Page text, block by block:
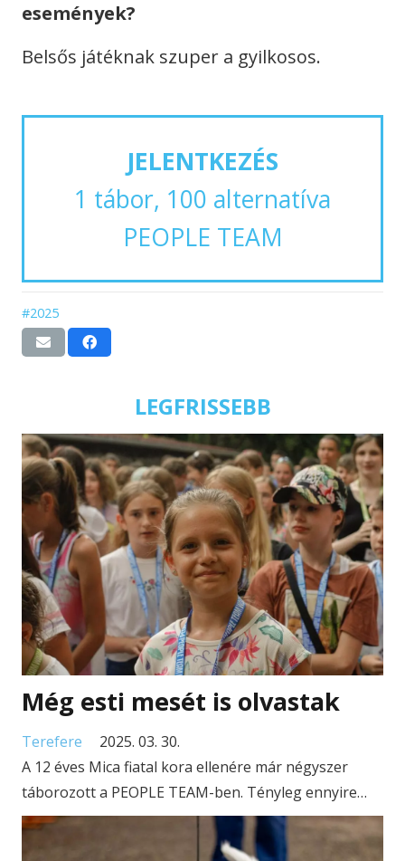
események?
Belsős játéknak szuper a gyilkosos.
JELENTKEZÉS
1 tábor, 100 alternatíva
PEOPLE TEAM
#2025
LEGFRISSEBB
Még esti mesét is olvastak
Terefere
2025. 03. 30.
A 12 éves Mica fiatal kora ellenére már négyszer
táborozott a PEOPLE TEAM-ben. Tényleg ennyire…